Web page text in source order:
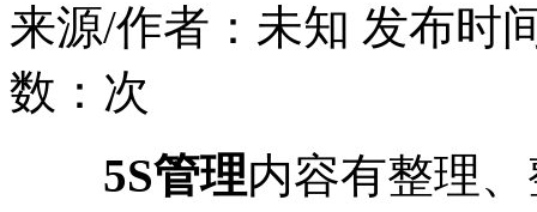
来源/作者： 未知 发布时
数： 次
5S管理内容有整理